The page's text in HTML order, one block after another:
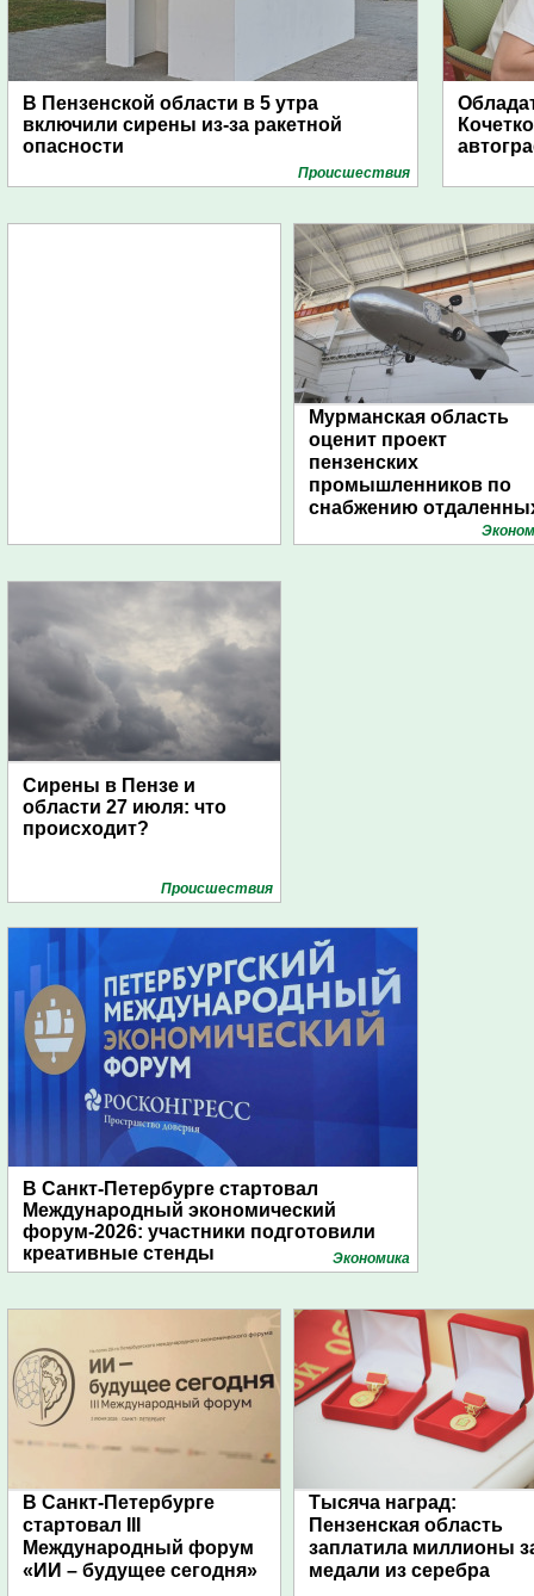
В Пензенской области в 5 утра
включили сирены из-за ракетной
опасности
Проиcшествия
Мурманская область
оценит проект
пензенских
промышленников по
снабжению
поселений с помощью
Сирены в Пензе и
области 27 июля: что
происходит?
Проиcшествия
В Санкт-Петербурге стартовал
Международный экономический
форум-2026: участники подготовили
креативные стенды
Экономика
В Санкт-Петербурге
стартовал III
Международный форум
«ИИ – будущее сегодня»
Тысяча наград:
Пензенская область
заплатила миллионы
медали из серебра